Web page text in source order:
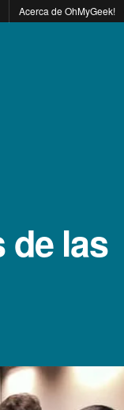
Acerca de OhMyGeek!
de las